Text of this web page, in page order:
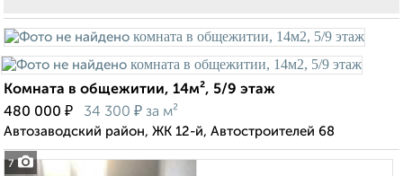
7
Комната в общежитии, 14м², 5/9 этаж
480 000 ₽ 34 300 ₽ за м²
Автозаводский район, ЖК 12-й, Автостроителей 68